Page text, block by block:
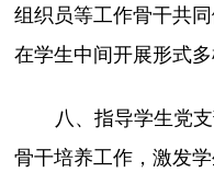
组织员等工作骨干共
在学生中间开展形式多
八、指导学生党
骨干培养工作，激发